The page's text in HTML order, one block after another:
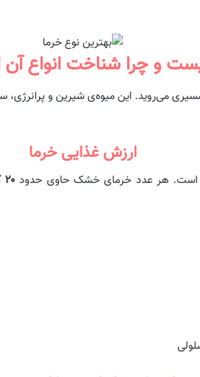
و چرا شناخت انواع آن
می‌روید. این میوه‌ی شیرین و
ارزش غذایی خرما
است. هر عدد خرمای خشک حاوی حدود ۲۰ کیلوکالری